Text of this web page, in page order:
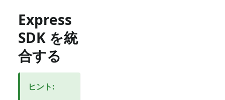
Express
SDK を統
合する
ヒント: